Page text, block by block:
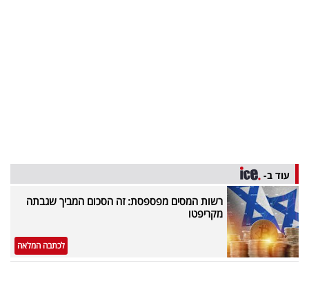
40
שיתופי
פעולה
עוד ב-
רשות המסים מפספסת: זה הסכום המביך שגבתה
מקריפטו
לכתבה המלאה